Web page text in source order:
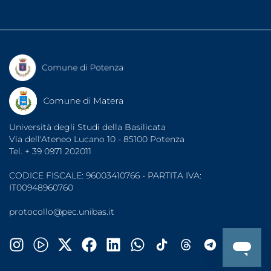
Fatturazione elettronica
Segreterie studenti
Consigliera di Fiducia
Sportello di Ascolto
Organizzazioni Sindacali
Note legali
Protezione dati
Accessibilità
Università degli Studi della Basilicata
Via dell'Ateneo Lucano 10 - 85100 Potenza
Tel. + 39 0971 202011
CODICE FISCALE: 96003410766 - PARTITA IVA:
IT00948960760
protocollo@pec.unibas.it